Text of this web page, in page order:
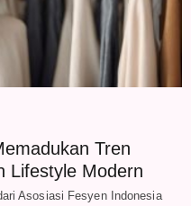
Tren
Lifestyle Modern
Asosiasi Fesyen Indonesia